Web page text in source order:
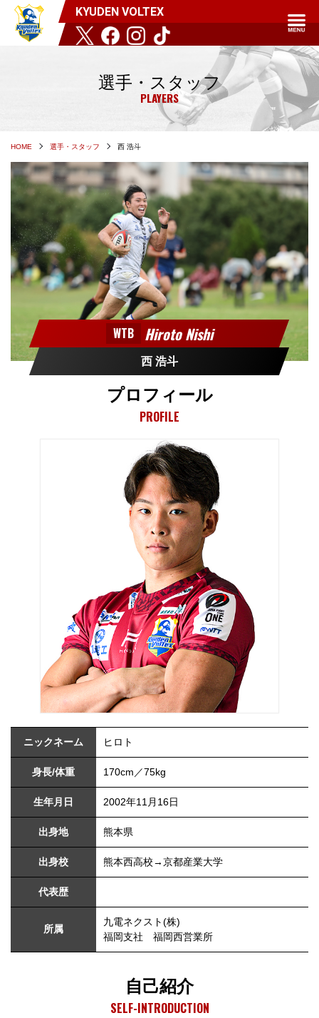
KYUDEN VOLTEX
選手・スタッフ
PLAYERS
HOME 選手・スタッフ 西 浩斗
WTB Hiroto Nishi
西 浩斗
プロフィール
PROFILE
ニックネーム ヒロト
身長/体重 170cm／75kg
生年月日 2002年11月16日
出身地 熊本県
出身校 熊本西高校→京都産業大学
代表歴
所属
九電ネクスト(株)
福岡支社 福岡西営業所
自己紹介
SELF-INTRODUCTION